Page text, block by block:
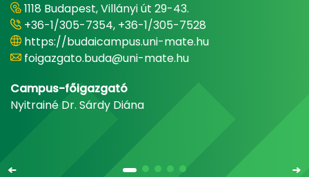
1118 Budapest, Villányi út 29-43.
+36-1/305-7354, +36-1/305-7528
https://budaicampus.uni-mate.hu
foigazgato.buda@uni-mate.hu
Campus-főigazgató
Nyitrainé Dr. Sárdy Diána